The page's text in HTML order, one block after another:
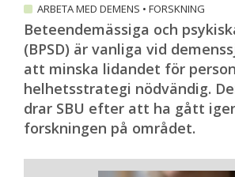
ARBETA MED DEMENS • FORSKNING
Beteendemässiga och
(BPSD) är vanliga vid
att minska lidandet för
helhetsstrategi nödvändig.
drar SBU efter att ha gått
forskningen på området.